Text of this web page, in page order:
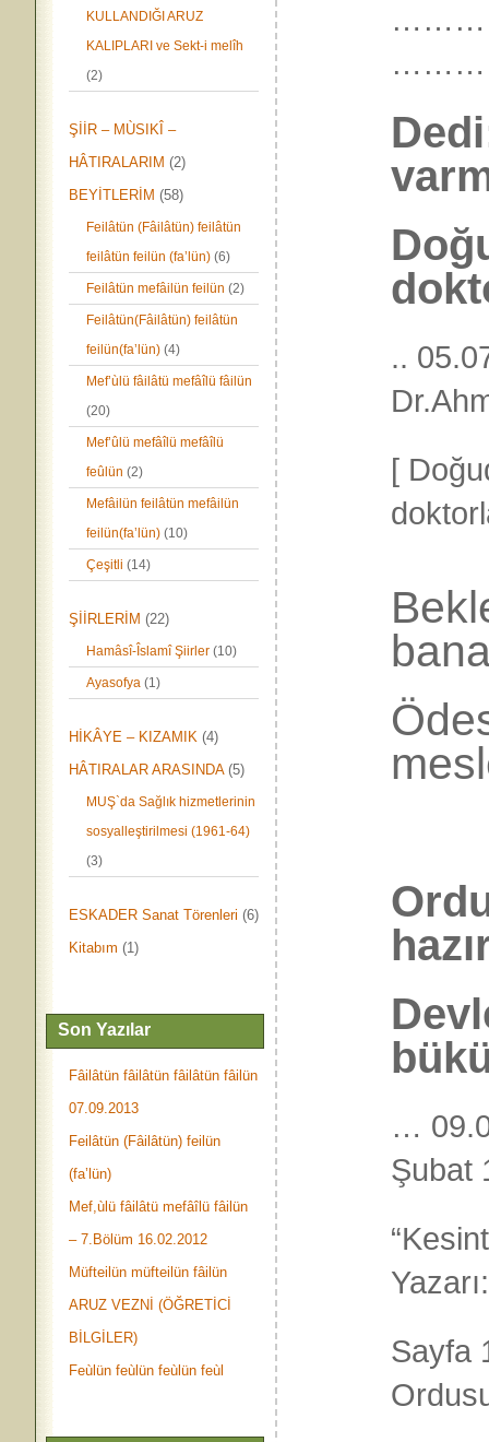
KULLANDIĞI ARUZ
KALIPLARI ve Sekt-i melîh
(2)
ŞİİR – MÙSIKÎ –
HÂTIRALARIM (2)
BEYİTLERİM (58)
Feilâtün (Fâilâtün) feilâtün
feilâtün feilün (fa’lün) (6)
Feilâtün mefâilün feilün (2)
Feilâtün(Fâilâtün) feilâtün
feilün(fa’lün) (4)
Mef’ùlü fâilâtü mefâîlü fâilün
(20)
Mef’ûlü mefâîlü mefâîlü
feûlün (2)
Mefâilün feilâtün mefâilün
feilün(fa’lün) (10)
Çeşitli (14)
ŞİİRLERİM (22)
Hamâsî-Îslamî Şiirler (10)
Ayasofya (1)
HİKÂYE – KIZAMIK (4)
HÂTIRALAR ARASINDA(5)
MUŞ`da Sağlık hizmetlerinin
sosyalleştirilmesi (1961-64)
(3)
ESKADER Sanat Törenleri (6)
Kitabım (1)
Son Yazılar
Fâilâtün fâilâtün fâilâtün fâilün
07.09.2013
Feilâtün (Fâilâtün) feilün
(fa’lün)
Mef,ùlü fâilâtü mefâîlü fâilün
– 7.Bölüm 16.02.2012
Müfteilün müfteilün fâilün
ARUZ VEZNİ (ÖĞRETİCİ
BİLGİLER)
Feùlün feùlün feùlün feùl
..
[
…
Şubat
Sayfa